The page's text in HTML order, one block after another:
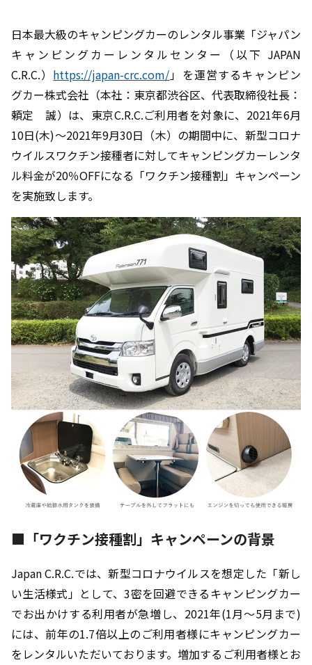
日本最大級のキャンピングカーのレンタル事業「ジャパン
キャンピングカーレンタルセンター（以下 JAPAN
C.R.C.） https://japan-crc.com/ 」を運営するキャンピン
グカー株式会社（本社：東京都渋谷区、代表取締役社長：
頼定 誠）は、東京C.R.C.ご利用者を対象に、2021年6月
10日(木)～2021年9月30日（木）の期間中に、新型コロナ
ウイルスワクチン接種者に対してキャンピングカーレンタ
ル料金が20％OFFになる「ワクチン接種割」キャンペーン
を実施致します。
■「ワクチン接種割」キャンペーンの背景
Japan C.R.C.では、新型コロナウイルスを想定した「新し
い生活様式」として、3密を回避できるキャンピングカー
でお出かけする利用者が急増し、2021年(1月～5月まで)
には、前年の1.7倍以上のご利用者様にキャンピングカー
をレンタルいただいております。増加するご利用者様とお